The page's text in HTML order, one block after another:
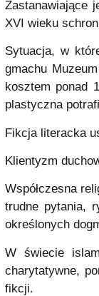
Zastanawiające
XVI wieku
Sytuacja, w
gmachu
kosztem ponad
plastyczna
Fikcja literacka
Klientyzm
Współczesna
trudne pytania,
określonych
W świecie
charytatywne,
fikcji.